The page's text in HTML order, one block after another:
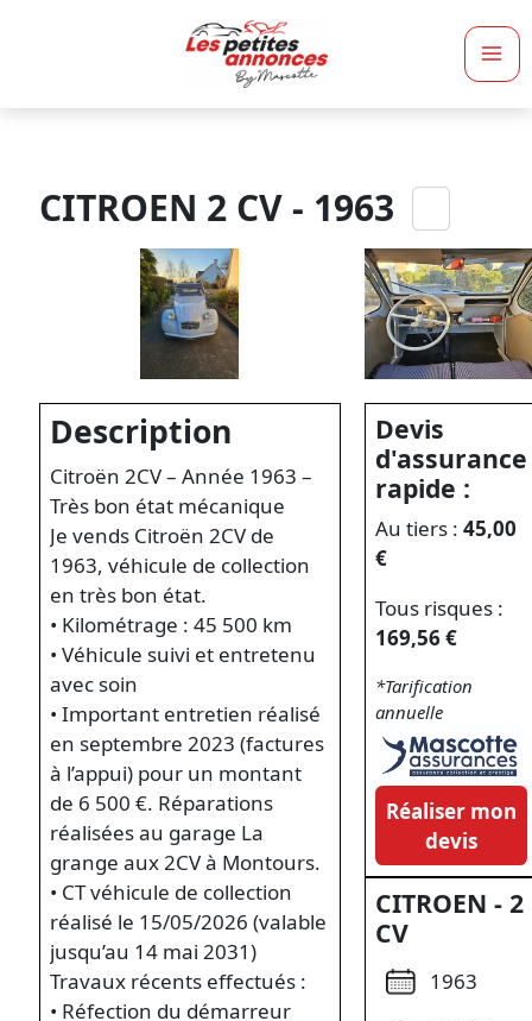
CITROEN 2 CV - 1963
Description
Citroën 2CV – Année 1963 –
Très bon état mécanique
Je vends Citroën 2CV de
1963, véhicule de collection
en très bon état.
• Kilométrage : 45 500 km
• Véhicule suivi et entretenu
avec soin
• Important entretien réalisé
en septembre 2023 (factures
à l’appui) pour un montant
de 6 500 €. Réparations
réalisées au garage La
grange aux 2CV à Montours.
• CT véhicule de collection
réalisé le 15/05/2026 (valable
jusqu’au 14 mai 2031)
Travaux récents effectués :
• Réfection du démarreur
Devis
d'assurance
rapide :
Au tiers :45,00
€
Tous risques :
169,56 €
*Tarification
annuelle
Réaliser mon
devis
CITROEN - 2
CV
1963